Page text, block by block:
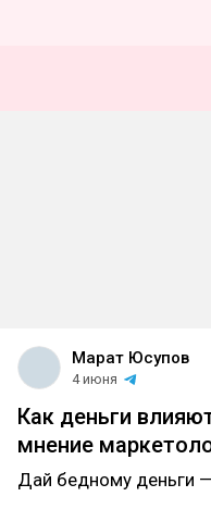
Марат Юсупов
4 июня
Как деньги
мнение
Дай бедному деньги